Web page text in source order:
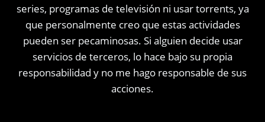
series, programas de televisión ni usar torrents, ya
que personalmente creo que estas actividades
pueden ser pecaminosas. Si alguien decide usar
servicios de terceros, lo hace bajo su propia
responsabilidad y no me hago responsable de sus
acciones.